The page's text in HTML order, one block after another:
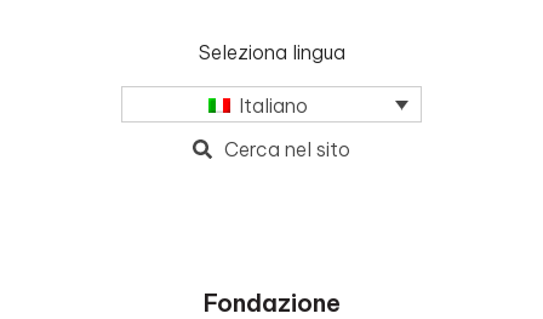
Seleziona lingua
Italiano
Cerca nel sito
Fondazione